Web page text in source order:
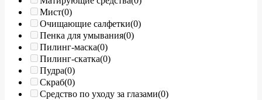
Мист(0)
Очищающие салфетки(0)
Пенка для умывания(0)
Пилинг-маска(0)
Пилинг-скатка(0)
Пудра(0)
Скраб(0)
Средство по уходу за глазами(0)